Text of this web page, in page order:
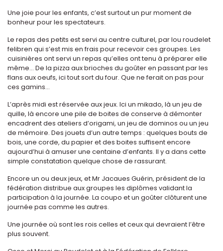
Une joie pour les enfants, c’est surtout un pur moment de
bonheur pour les spectateurs.
Le repas des petits est servi au centre culturel, par lou roudelet
felibren qui s’est mis en frais pour recevoir ces groupes. Les
cuisinières ont servi un repas qu’elles ont tenu à préparer elle
même... De la pizza aux brioches du goûter en passant par les
flans aux oeufs, ici tout sort du four. Que ne ferait on pas pour
ces gamins...
L’après midi est réservée aux jeux. Ici un mikado, là un jeu de
quille, là encore une pile de boites de conserve à démonter
encadrent des ateliers d’origami, un jeu de dominos ou un jeu
de mémoire. Des jouets d’un autre temps : quelques bouts de
bois, une corde, du papier et des boites suffisent encore
aujourd’hui à amuser une centaine d’enfants. Il y a dans cette
simple constatation quelque chose de rassurant.
Encore un ou deux jeux, et Mr Jacaues Guérin, président de la
fédération distribue aux groupes les diplômes validant la
participation à la journée. La coupo et un goûter clôturent une
journée pas comme les autres.
Une journée où sont les rois celles et ceux qui devraient l’être
plus souvent.